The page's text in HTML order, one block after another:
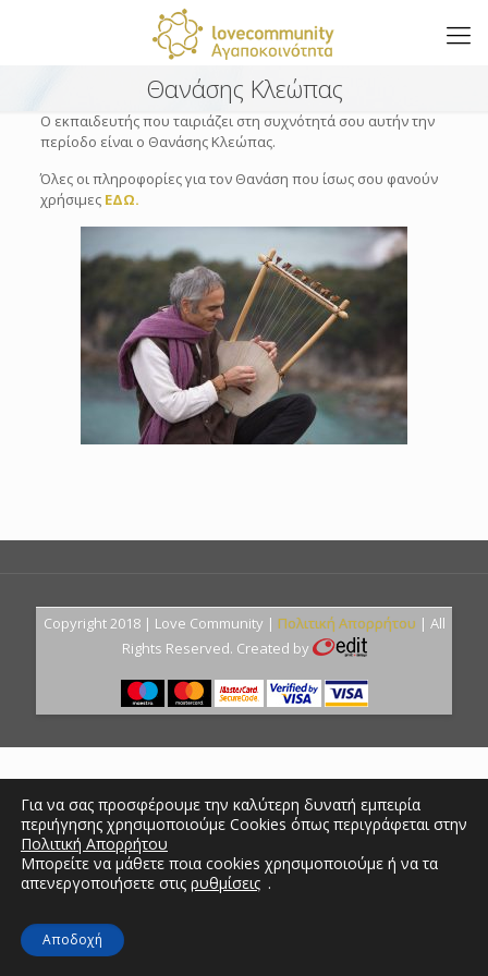
Θανάσης Κλεώπας
Ο εκπαιδευτής που ταιριάζει στη συχνότητά σου αυτήν την
περίοδο είναι ο Θανάσης Κλεώπας.
Όλες οι πληροφορίες για τον Θανάση που ίσως σου φανούν
χρήσιμες ΕΔΩ.
Copyright 2018 | Love Community | Πολιτική Απορρήτου | All
Rights Reserved. Created by
Για να σας προσφέρουμε την καλύτερη δυνατή εμπειρία
περιήγησης χρησιμοποιούμε Cookies όπως περιγράφεται στην
Πολιτική Απορρήτου
Μπορείτε να μάθετε ποια cookies χρησιμοποιούμε ή να τα
απενεργοποιήσετε στις ρυθμίσεις .
Αποδοχή